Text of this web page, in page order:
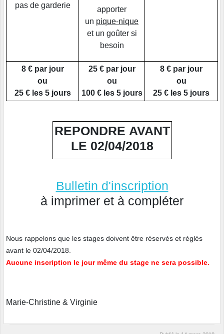
pas de garderie
apporter
un pique-nique
et un goûter si
besoin
8 € par jour
ou
25 € les 5 jours
25 € par jour
ou
100 € les 5 jours
8 € par jour
ou
25 € les 5 jours
REPONDRE AVANT
LE 02/04/2018
Bulletin d'inscription
à imprimer et à compléter
Nous rappelons que les stages doivent être réservés et réglés
avant le 02/04/2018.
Aucune inscription le jour même du stage ne sera possible.
Marie-Christine & Virginie